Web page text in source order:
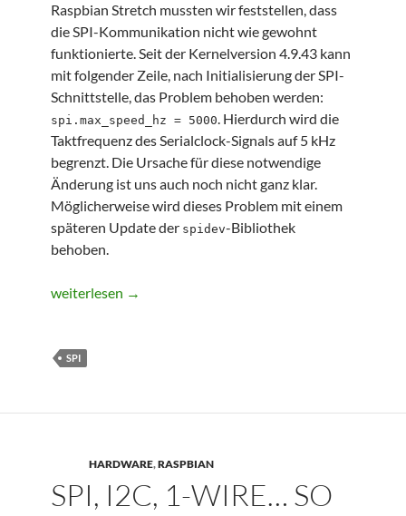
Raspbian Stretch mussten wir feststellen, dass
die SPI-Kommunikation nicht wie gewohnt
funktionierte. Seit der Kernelversion 4.9.43 kann
mit folgender Zeile, nach Initialisierung der SPI-
Schnittstelle, das Problem behoben werden:
spi.max_speed_hz = 5000. Hierdurch wird die
Taktfrequenz des Serialclock-Signals auf 5 kHz
begrenzt. Die Ursache für diese notwendige
Änderung ist uns auch noch nicht ganz klar.
Möglicherweise wird dieses Problem mit einem
späteren Update der spidev-Bibliothek
behoben.
Probleme mit spidev und Kernel 4.9.43
weiterlesen →
SPI
HARDWARE,RASPBIAN
SPI, I2C, 1-WIRE… SO